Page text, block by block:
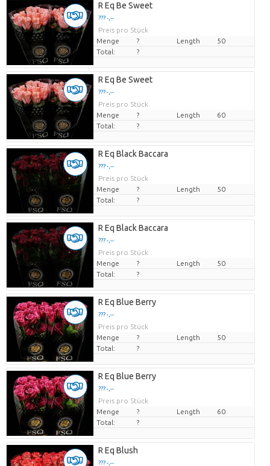
R Eq Be Sweet
??? -,--
Preis pro Stück
Menge
? Length
50
Total:
?
R Eq Be Sweet
??? -,--
Preis pro Stück
Menge
? Length
60
Total:
?
R Eq Black Baccara
??? -,--
Preis pro Stück
Menge
? Length
50
Total:
?
R Eq Black Baccara
??? -,--
Preis pro Stück
Menge
? Length
50
Total:
?
R Eq Blue Berry
??? -,--
Preis pro Stück
Menge
? Length
50
Total:
?
R Eq Blue Berry
??? -,--
Preis pro Stück
Menge
? Length
60
Total:
?
R Eq Blush
??? -,--